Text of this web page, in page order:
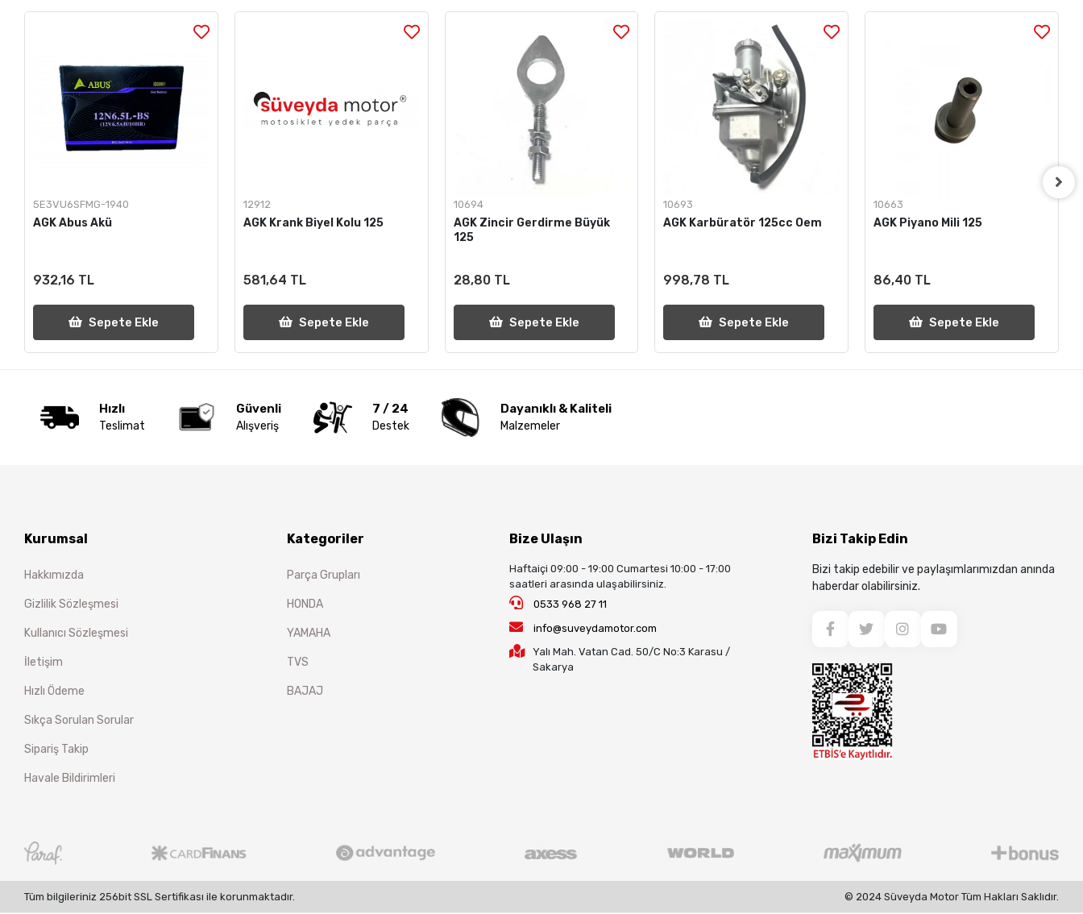
5E3VU6SFMG-1940
AGK Abus Akü
932,16 TL
Sepete Ekle
12912
AGK Krank Biyel Kolu 125
581,64 TL
Sepete Ekle
10694
AGK Zincir Gerdirme Büyük
125
28,80 TL
Sepete Ekle
10693
AGK Karbüratör 125cc Oem
998,78 TL
Sepete Ekle
10663
AGK Piyano Mili 125
86,40 TL
Sepete Ekle
Hızlı
Teslimat
Güvenli
Alışveriş
7 / 24
Destek
Dayanıklı & Kaliteli
Malzemeler
Kurumsal
Hakkımızda
Gizlilik Sözleşmesi
Kullanıcı Sözleşmesi
İletişim
Hızlı Ödeme
Sıkça Sorulan Sorular
Sipariş Takip
Havale Bildirimleri
Kategoriler
Parça Grupları
HONDA
YAMAHA
TVS
BAJAJ
Bize Ulaşın
Haftaiçi 09:00 - 19:00 Cumartesi 10:00 - 17:00
saatleri arasında ulaşabilirsiniz.
0533 968 27 11
info@suveydamotor.com
Yalı Mah. Vatan Cad. 50/C No:3 Karasu /
Sakarya
Bizi Takip Edin
Bizi takip edebilir ve paylaşımlarımızdan anında
haberdar olabilirsiniz.
Tüm bilgileriniz 256bit SSL Sertifikası ile korunmaktadır. © 2024 Süveyda Motor Tüm Hakları Saklıdır.